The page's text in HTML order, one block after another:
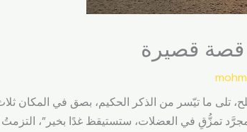
قصة قصيرة
تلى ما تيّسر من الذكر الحكيم، بصق في المكان
تمزُّقِ في العضلات، ستستيقظ غدًا بخير”،